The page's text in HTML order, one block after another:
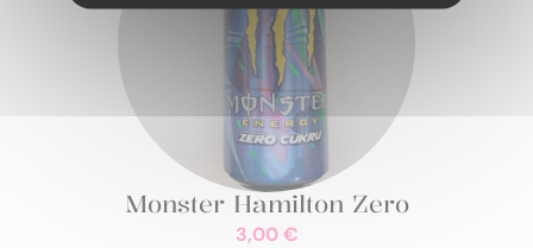
Monster Hamilton Zero
3,00€